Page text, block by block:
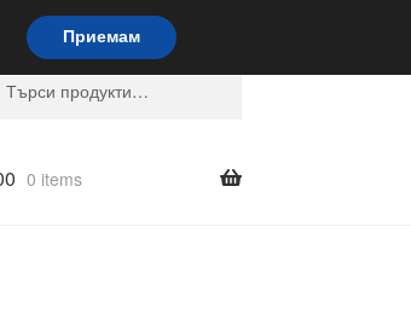
свят
0 items
Приемам